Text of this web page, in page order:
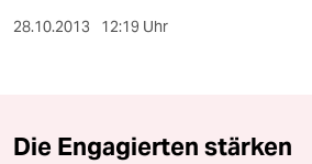
öko
28.10.2013 12:19 Uhr
Die Engagierten stärken